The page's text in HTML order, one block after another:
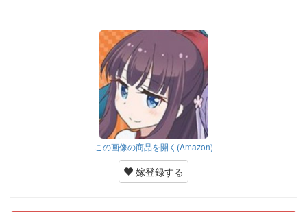
この画像の商品を開く(Amazon)
嫁登録する